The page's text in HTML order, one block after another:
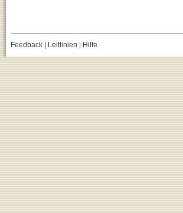
Feedback| Leitlinien Hilfe